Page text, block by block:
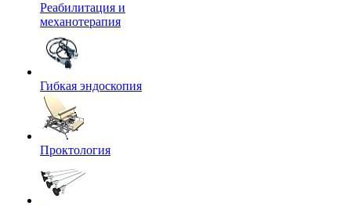
Реабилитация и
механотерапия
Гибкая эндоскопия
Проктология